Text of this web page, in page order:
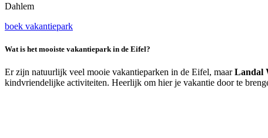
Dahlem
boek vakantiepark
Wat is het mooiste vakantiepark in de Eifel?
Er zijn natuurlijk veel mooie vakantieparken in de Eifel, maarLandal
kindvriendelijke activiteiten. Heerlijk om hier je vakantie door te